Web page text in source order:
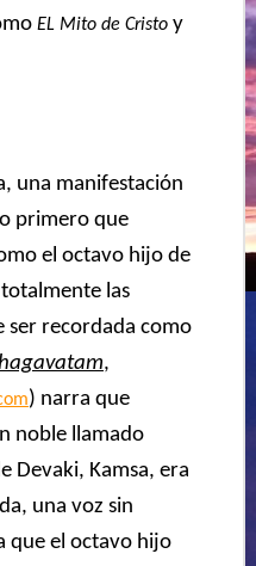
EL Mito de Cristoy
una manifestación
primero que
el octavo hijo de
las
ser recordada como
,
) narra que
noble llamado
Devaki, Kamsa, era
una voz sin
que el octavo hijo